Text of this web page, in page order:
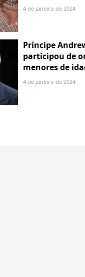
4 de janeiro de 2024
Príncipe
participou de
menores de
de Jeffrey
4 de janeiro de 2024